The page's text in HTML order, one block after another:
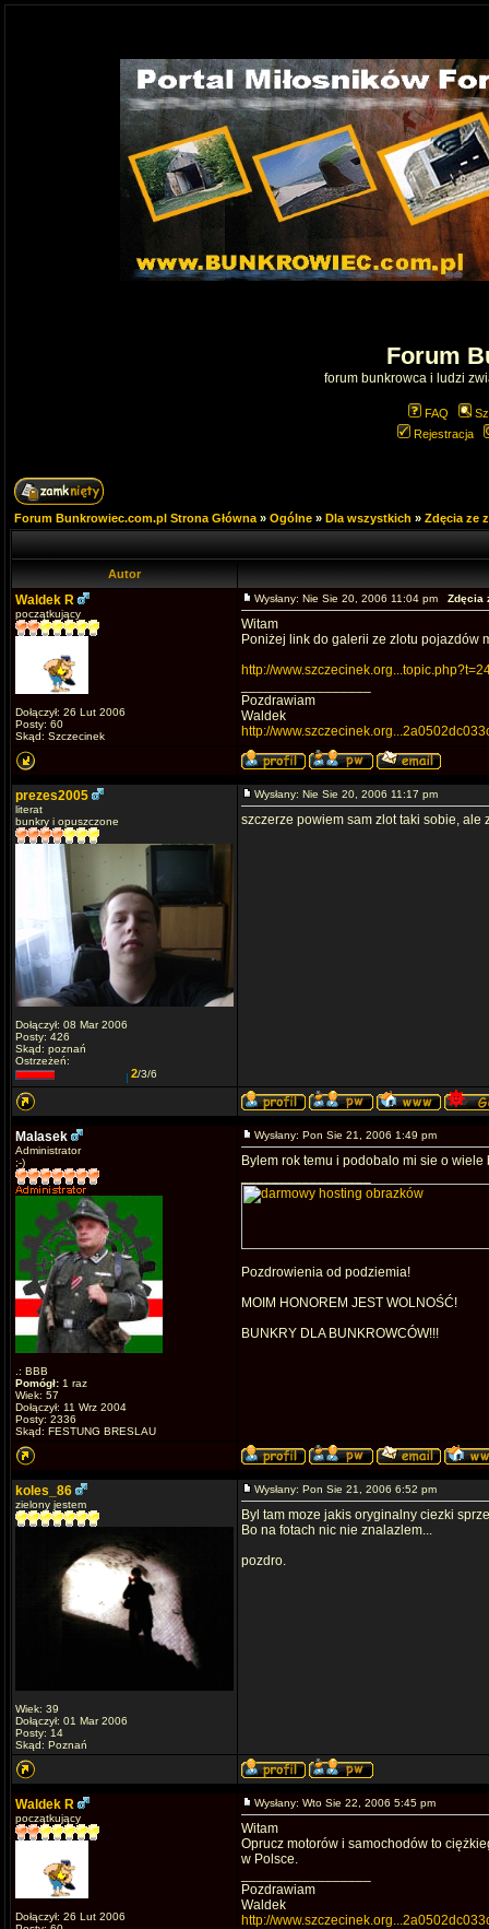
Forum
forum bunkrowca i ludzi
FAQ
Rejestracja
Forum Bunkrowiec.com.pl Strona Główna » Ogólne » Dla wszystkich » Zdęcia ze
Autor
Waldek R
początkujący
Dołączył: 26 Lut 2006
Posty: 60
Skąd: Szczecinek
Wysłany: Nie Sie 20, 2006 11:04 pm Zdęcia
Witam
Poniżej link do galerii ze zlotu pojazdów
http://
Pozdrawiam
Waldek
http://
prezes2005
literat
bunkry i opuszczone
Dołączył: 08 Mar 2006
Posty: 426
Skąd: poznań
Ostrzeżeń:
2/3/6
Wysłany: Nie Sie 20, 2006 11:17 pm
szczerze powiem sam zlot taki sobie,
Malasek
Administrator
;-)
.: BBB
Pomógł: 1 raz
Wiek: 57
Dołączył: 11 Wrz 2004
Posty: 2336
Skąd: FESTUNG BRESLAU
Wysłany: Pon Sie 21, 2006 1:49 pm
Bylem rok temu i podobalo mi sie o
Pozdrowienia od podziemia!
MOIM HONOREM JEST WOLNOŚĆ!
BUNKRY DLA BUNKROWCÓW!!!
koles_86
zielony jestem
Wiek: 39
Dołączył: 01 Mar 2006
Posty: 14
Skąd: Poznań
Wysłany: Pon Sie 21, 2006 6:52 pm
Byl tam moze jakis oryginalny ciezki
Bo na fotach nic nie znalazlem...
pozdro.
Waldek R
początkujący
Dołączył: 26 Lut 2006
Wysłany: Wto Sie 22, 2006 5:45 pm
Witam
Oprucz motorów i samochodów to
w Polsce.
Pozdrawiam
Waldek
http://